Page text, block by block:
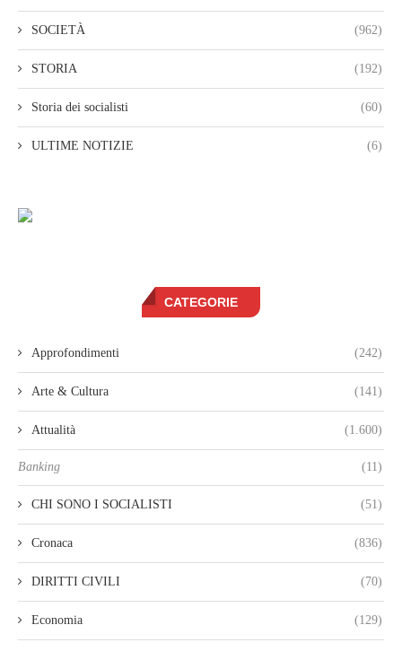
SOCIETÀ (962)
STORIA (192)
Storia dei socialisti (60)
ULTIME NOTIZIE (6)
CATEGORIE
Approfondimenti (242)
Arte & Cultura (141)
Attualità (1.600)
Banking (11)
CHI SONO I SOCIALISTI (51)
Cronaca (836)
DIRITTI CIVILI (70)
Economia (129)